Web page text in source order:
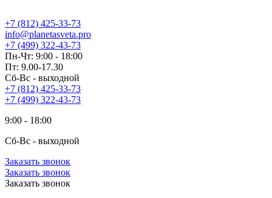
+7 (812) 425-33-73
info@planetasveta.pro
+7 (499) 322-43-73
Пн-Чт: 9:00 - 18:00
Пт: 9.00-17.30
Сб-Вс - выходной
+7 (812) 425-33-73
+7 (499) 322-43-73
9:00 - 18:00
Сб-Вс - выходной
Заказать звонок
Заказать звонок
Заказать звонок